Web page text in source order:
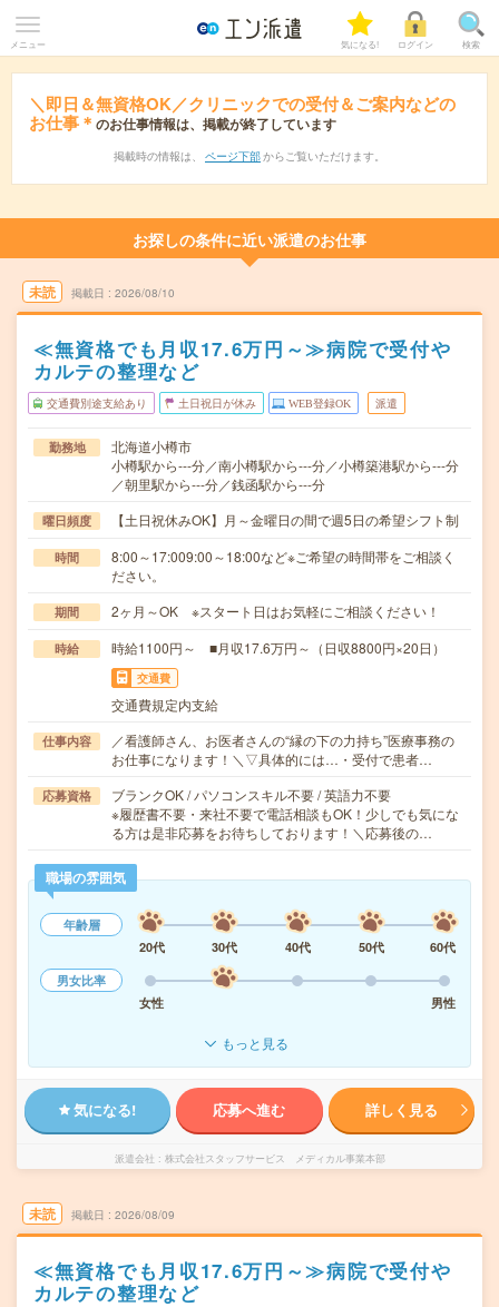
メニュー 気になる! ログイン 検索
＼即日＆無資格OK／クリニックでの受付＆ご案内などの
お仕事＊ のお仕事情報は、掲載が終了しています
掲載時の情報は、 ページ下部 からご覧いただけます。
お探しの条件に近い派遣のお仕事
未読 掲載日 2026/08/10
≪無資格でも月収17.6万円～≫病院で受付や
カルテの整理など
交通費別途支給あり 土日祝日が休み WEB登録OK 派遣
勤務地
北海道小樽市
小樽駅から---分／南小樽駅から---分／小樽築港駅から---分
／朝里駅から---分／銭函駅から---分
曜日頻度 【土日祝休みOK】月～金曜日の間で週5日の希望シフト制
時間
8:00～17:009:00～18:00など※ご希望の時間帯をご相談く
ださい。
期間 2ヶ月～OK ※スタート日はお気軽にご相談ください！
時給 時給1100円～ ■月収17.6万円～（日収8800円×20日）
交通費
交通費規定内支給
仕事内容
／看護師さん、お医者さんの“縁の下の力持ち”医療事務の
お仕事になります！＼▽具体的には…・受付で患者…
応募資格
ブランクOK / パソコンスキル不要 / 英語力不要
※履歴書不要・来社不要で電話相談もOK！少しでも気にな
る方は是非応募をお待ちしております！＼応募後の…
職場の雰囲気
年齢層
20代
30代 40代 50代
60代
男女比率
女性
男性
もっと見る
気になる! 応募へ進む 詳しく見る
派遣会社 株式会社スタッフサービス メディカル事業本部
未読 掲載日 2026/08/09
≪無資格でも月収17.6万円～≫病院で受付や
カルテの整理など